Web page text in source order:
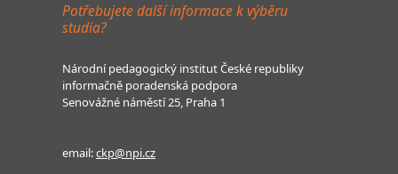
Potřebujete další informace k výběru
studia?
Národní pedagogický institut České republiky
informačně poradenská podpora
Senovážné náměstí 25, Praha 1
email:ckp@npi.cz